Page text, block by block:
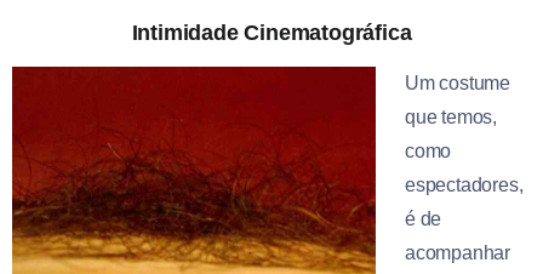
Intimidade Cinematográfica
Um costume
que temos,
como
espectadores,
é de
acompanhar